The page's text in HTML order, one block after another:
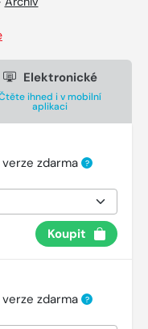
Elektronické
ihned i v mobilní
aplikaci
zdarma ?
Koupit
zdarma ?